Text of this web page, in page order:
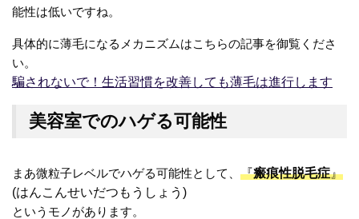
能性は低いですね。
具体的に薄毛になるメカニズムはこちらの記事を御覧くださ
い。
騙されないで！生活習慣を改善しても薄毛は進行します
美容室でのハゲる可能性
まあ微粒子レベルでハゲる可能性として、 『瘢痕性脱毛症』
(はんこんせいだつもうしょう)
というモノがあります。